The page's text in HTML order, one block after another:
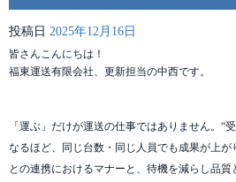
投稿日 2025年12月16日
皆さんこんにちは！
福東運送有限会社、更新担当の中西です。
「運ぶ」だけが運送の仕事ではありません。“
なるほど、同じ台数・同じ人員でも成果が上
との連携におけるマナーと、待機を減らし品